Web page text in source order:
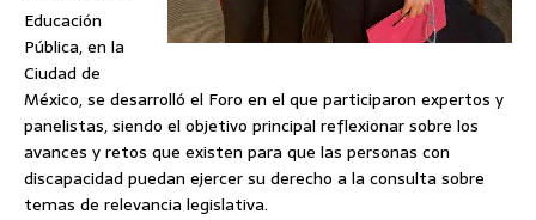
Educación
Pública, en la
Ciudad de
México, se desarrolló el Foro en el que participaron expertos y
panelistas, siendo el objetivo principal reflexionar sobre los
avances y retos que existen para que las personas con
discapacidad puedan ejercer su derecho a la consulta sobre
temas de relevancia legislativa.